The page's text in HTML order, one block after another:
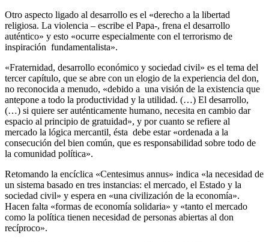
Otro aspecto ligado al desarrollo es el «derecho a la libertad
religiosa. La violencia – escribe el Papa-, frena el desarrollo
auténtico» y esto «ocurre especialmente con el terrorismo de
inspiración fundamentalista».
«Fraternidad, desarrollo económico y sociedad civil» es el tema del
tercer capítulo, que se abre con un elogio de la experiencia del don,
no reconocida a menudo, «debido a una visión de la existencia que
antepone a todo la productividad y la utilidad. (…) El desarrollo,
(…) si quiere ser auténticamente humano, necesita en cambio dar
espacio al principio de gratuidad», y por cuanto se refiere al
mercado la lógica mercantil, ésta debe estar «ordenada a la
consecución del bien común, que es responsabilidad sobre todo de
la comunidad política».
Retomando la encíclica «Centesimus annus» indica «la necesidad de
un sistema basado en tres instancias: el mercado el Estado y la
sociedad civil» y espera en «una civilización de la economía».
Hacen falta «formas de economía solidaria» y «tanto el mercado
como la política tienen necesidad de personas abiertas al don
recíproco».